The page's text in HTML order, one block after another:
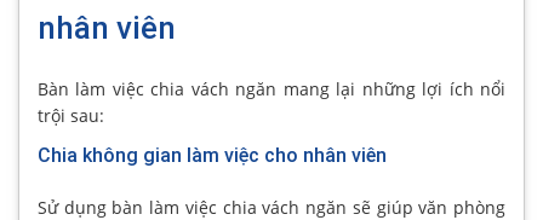
nhân viên
Bàn làm việc chia vách ngăn mang lại những lợi ích nổi
trội sau:
Chia không gian làm việc cho nhân viên
Sử dụng bàn làm việc chia vách ngăn sẽ giúp văn phòng